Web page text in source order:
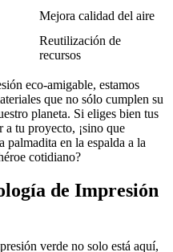
Mejora calidad del aire
Reutilización de
recursos
eco-amigable, estamos
que no sólo cumplen su
planeta. Si eliges bien tus
a tu proyecto, ¡sino que
palmadita en la espalda a la
cotidiano?
de Impresión
verde no solo está aquí,